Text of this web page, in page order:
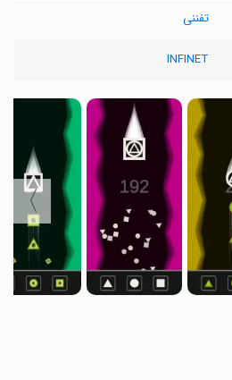
تفننی
INFINET
〉